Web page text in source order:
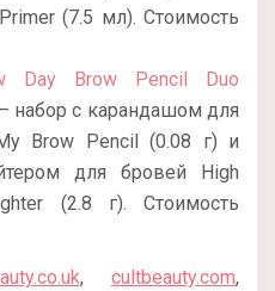
(7.5 мл). Стоимость
Day Brow Pencil Duo
– набор с карандашом для
Brow Pencil (0.08 г) и
для бровей High
(2.8 г). Стоимость
,cultbeauty.com,